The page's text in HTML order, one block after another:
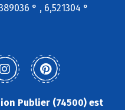
° , 6,521304 °
Publier (74500) est